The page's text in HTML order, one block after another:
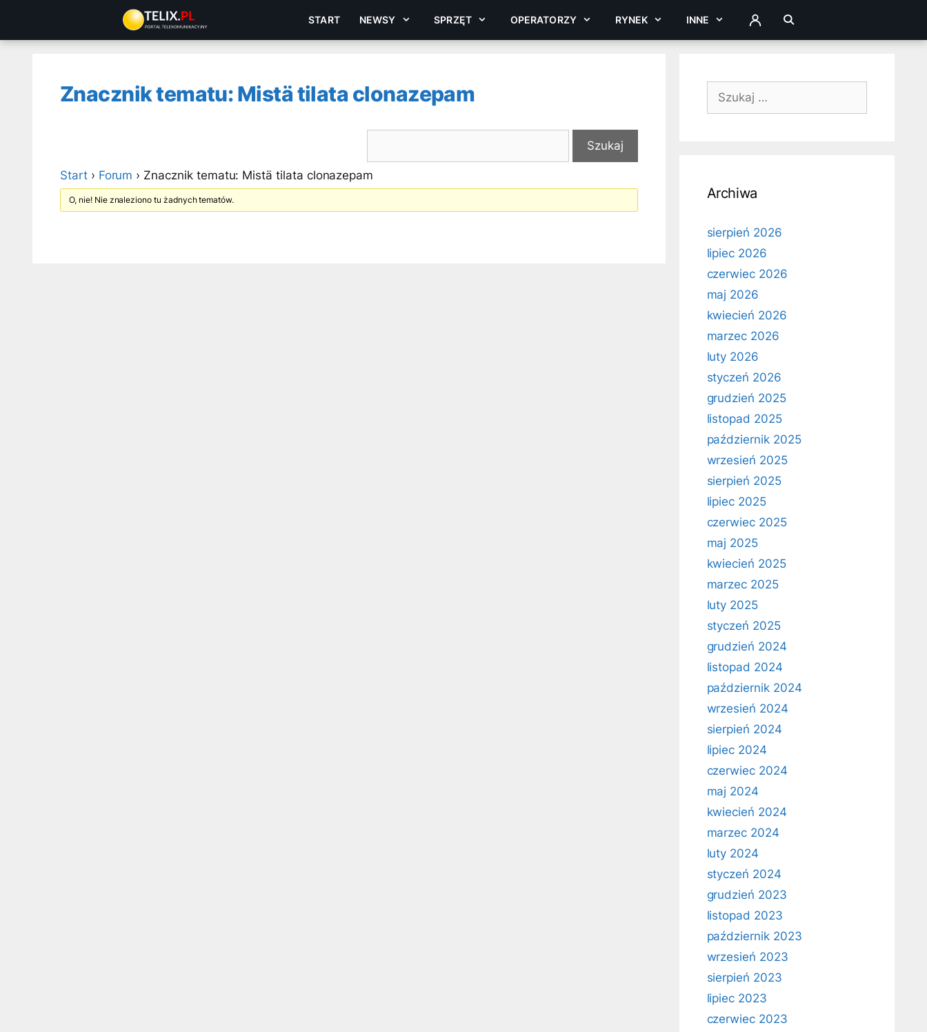
treści
START NEWSY SPRZĘT OPERATORZY RYNEK INNE ZALOGUJ
Znacznik tematu: Mistä tilata clonazepam
Start › Forum › Znacznik tematu: Mistä tilata clonazepam
O, nie! Nie znaleziono tu żadnych tematów.
Szukaj:
Archiwa
sierpień 2026
lipiec 2026
czerwiec 2026
maj 2026
kwiecień 2026
marzec 2026
luty 2026
styczeń 2026
grudzień 2025
listopad 2025
październik 2025
wrzesień 2025
sierpień 2025
lipiec 2025
czerwiec 2025
maj 2025
kwiecień 2025
marzec 2025
luty 2025
styczeń 2025
grudzień 2024
listopad 2024
październik 2024
wrzesień 2024
sierpień 2024
lipiec 2024
czerwiec 2024
maj 2024
kwiecień 2024
marzec 2024
luty 2024
styczeń 2024
grudzień 2023
listopad 2023
październik 2023
wrzesień 2023
sierpień 2023
lipiec 2023
czerwiec 2023